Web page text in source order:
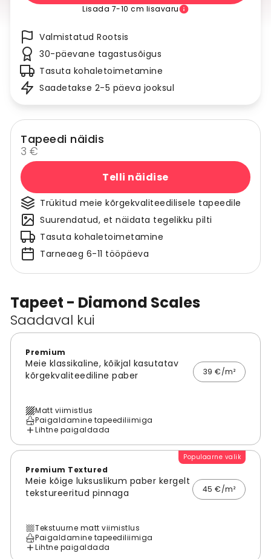
Tapeet - Diamond Scales
Saadaval kui
Premium
Meie klassikaline, kõikjal kasutatav
kõrgekvaliteediline paber
39 €/m²
Matt viimistlus
Paigaldamine tapeediliimiga
Lihtne paigaldada
Populaarne valik
Premium Textured
Meie kõige luksuslikum paber kergelt
tekstureeritud pinnaga
45 €/m²
Tekstuurne matt viimistlus
Paigaldamine tapeediliimiga
Lihtne paigaldada
Lisada 7-10 cm lisavaru
Valmistatud Rootsis
30-päevane tagastusõigus
Tasuta kohaletoimetamine
Saadetakse 2-5 päeva jooksul
Tapeedi näidis
3 €
Telli näidise
Trükitud meie kõrgekvaliteedilisele tapeedile
Suurendatud, et näidata tegelikku pilti
Tasuta kohaletoimetamine
Tarneaeg 6-11 tööpäeva